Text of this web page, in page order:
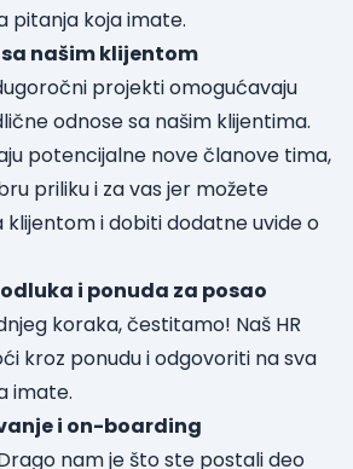
pitanja koja imate.
našim klijentom
projekti omogućavaju
odnose sa našim klijentima.
potencijalne nove članove tima,
priliku i za vas jer možete
i dobiti dodatne uvide o
i ponuda za posao
koraka, čestitamo! Naš HR
kroz ponudu i odgovoriti na sva
imate.
i on-boarding
nam je što ste postali deo